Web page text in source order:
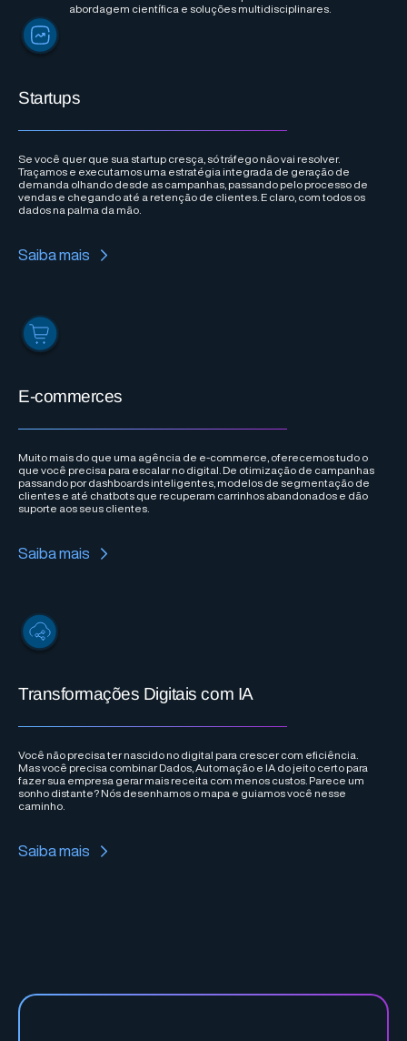
abordagem científica e soluções multidisciplinares.
Startups
Se você quer que sua startup cresça, só tráfego não vai resolver.
Traçamos e executamos uma estratégia integrada de geração de
demanda olhando desde as campanhas, passando pelo processo de
vendas e chegando até a retenção de clientes. E claro, com todos os
dados na palma da mão.
Saiba mais
E-commerces
Muito mais do que uma agência de e-commerce, oferecemos tudo o
que você precisa para escalar no digital. De otimização de campanhas
passando por dashboards inteligentes, modelos de segmentação de
clientes e até chatbots que recuperam carrinhos abandonados e dão
suporte aos seus clientes.
Saiba mais
Transformações Digitais com IA
Você não precisa ter nascido no digital para crescer com eficiência.
Mas você precisa combinar Dados, Automação e IA do jeito certo para
fazer sua empresa gerar mais receita com menos custos. Parece um
sonho distante? Nós desenhamos o mapa e guiamos você nesse
caminho.
Saiba mais